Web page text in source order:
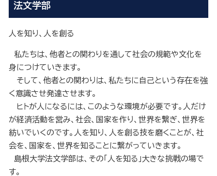
法文学部
人を知り、人を創る
私たちは、他者との関わりを通して社会の規範や文化を
身につけていきます。
そして、他者との関わりは、私たちに自己という存在を強
く意識させ発達させます。
ヒトが人になるには、このような環境が必要です。人だけ
が経済活動を営み、社会、国家を作り、世界を繋ぎ、世界を
紡いでいくのです。人を知り、人を創る技を磨くことが、社
会を、国家を、世界を知ることに繋がっていきます。
島根大学法文学部は、その「人を知る」大きな挑戦の場で
す。